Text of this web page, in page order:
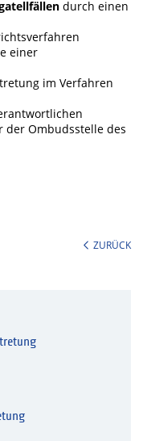
durch einen
einer
im Verfahren
der Ombudsstelle des
ZURÜCK